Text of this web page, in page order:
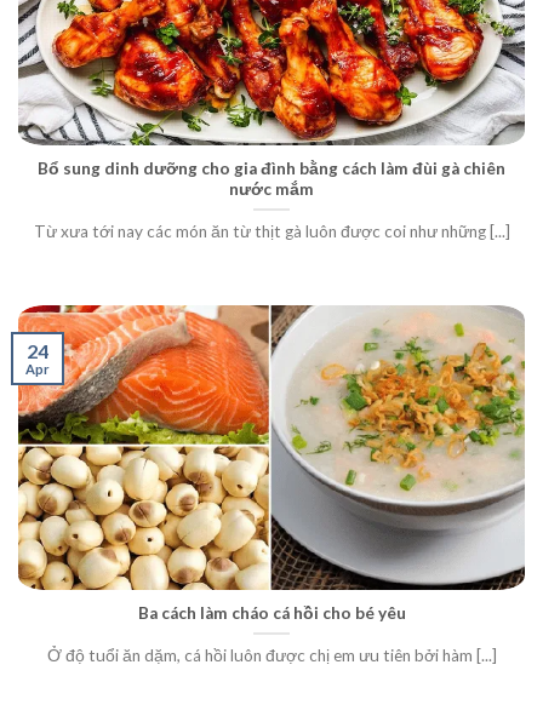
Bổ sung dinh dưỡng cho gia đình bằng cách làm đùi gà chiên
nước mắm
Từ xưa tới nay các món ăn từ thịt gà luôn được coi như những [...]
Ba cách làm cháo cá hồi cho bé yêu
Ở độ tuổi ăn dặm, cá hồi luôn được chị em ưu tiên bởi hàm [...]
24
Apr